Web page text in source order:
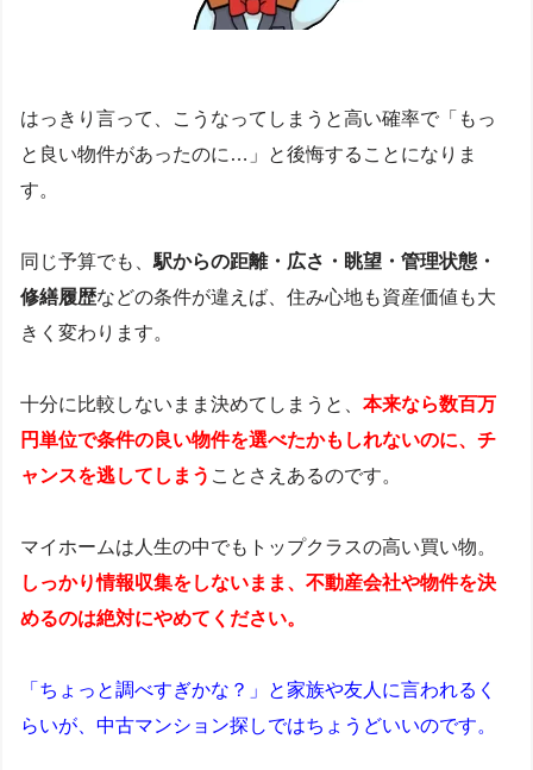
はっきり言って、こうなってしまうと高い確率で「もっ
と良い物件があったのに…」と後悔することになりま
す。
同じ予算でも、 駅からの距離・広さ・眺望・管理状態・
修繕履歴などの条件が違えば、住み心地も資産価値も大
きく変わります。
十分に比較しないまま決めてしまうと、 本来なら数百万
円単位で条件の良い物件を選べたかもしれないのに、チ
ャンスを逃してしまう ことさえあるのです。
マイホームは人生の中でもトップクラスの高い買い物。
しっかり情報収集をしないまま、不動産会社や物件を決
めるのは絶対にやめてください。
「ちょっと調べすぎかな？」と家族や友人に言われるく
らいが、中古マンション探しではちょうどいいのです。